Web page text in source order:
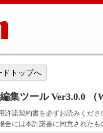
ドトップへ
集ツール Ver3.0.0 （
許諾契約書を必ずお読みくださ
合には本許諾書に同意された